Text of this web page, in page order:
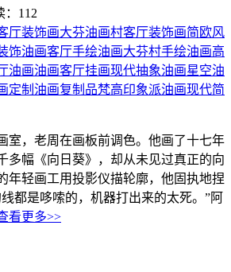
：112
厅装饰画大芬油画村客厅装饰画简欧风
饰油画客厅手绘油画大芬村手绘油画高
油画油画客厅挂画现代抽象油画星空油
定制 油画复制品梵高印象派油画现代简
室，老周在画板前调色。他画了十七年
多幅《向日葵》，却从未见过真正的向
年轻画工用投影仪描轮廓，他固执地捏
都是哆嗦的，机器打出来的太死。”阿
看更多>>